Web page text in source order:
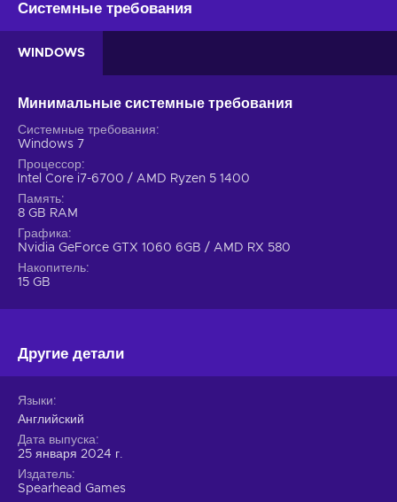
Системные требования
WINDOWS
Минимальные системные требования
Системные требования
Windows 7
Процессор
Intel Core i7-6700 / AMD Ryzen 5 1400
Память
8 GB RAM
Графика
Nvidia GeForce GTX 1060 6GB / AMD RX 580
Накопитель
15 GB
Другие детали
Языки
Английский
Дата выпуска
25 января 2024 г.
Издатель
Spearhead Games